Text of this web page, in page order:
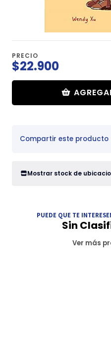
PRECIO
$22.900
Compartir este producto
Mostrar stock de
PUEDE QUE TE
Sin
Ver más